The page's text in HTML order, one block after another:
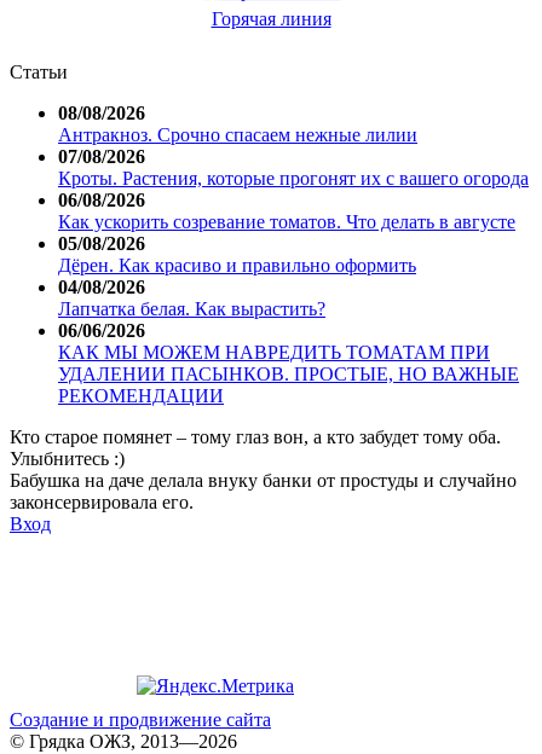
Горячая линия
Статьи
08/08/2026
Антракноз. Срочно спасаем нежные лилии
07/08/2026
Кроты. Растения, которые прогонят их с вашего огорода
06/08/2026
Как ускорить созревание томатов. Что делать в августе
05/08/2026
Дёрен. Как красиво и правильно оформить
04/08/2026
Лапчатка белая. Как вырастить?
06/06/2026
КАК МЫ МОЖЕМ НАВРЕДИТЬ ТОМАТАМ ПРИ
УДАЛЕНИИ ПАСЫНКОВ. ПРОСТЫЕ, НО ВАЖНЫЕ
РЕКОМЕНДАЦИИ
Кто старое помянет – тому глаз вон, а кто забудет тому оба.
Улыбнитесь :)
Бабушка на даче делала внуку банки от простуды и случайно
законсервировала его.
Вход
Создание и продвижение сайта
© Грядка ОЖЗ, 2013—2026